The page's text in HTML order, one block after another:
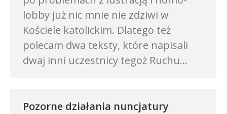
lobby już nic mnie nie zdziwi w
Kościele katolickim. Dlatego też
polecam dwa teksty, które napisali
dwaj inni uczestnicy tegoż Ruchu…
Pozorne działania nuncjatury